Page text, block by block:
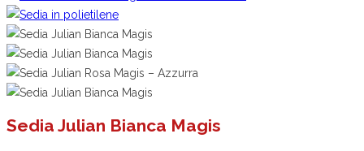
Sedia Julian Bianca Magis